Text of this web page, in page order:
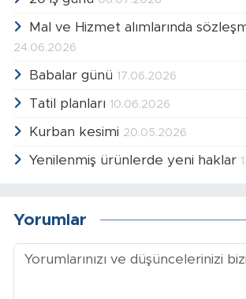
Mal ve Hizmet alımlarında
24.06.2026
Babalar günü 17.06.2026
Tatil planları 10.06.2026
Kurban kesimi 20.05.2026
Yenilenmiş ürünlerde yeni haklar
Yorumlar